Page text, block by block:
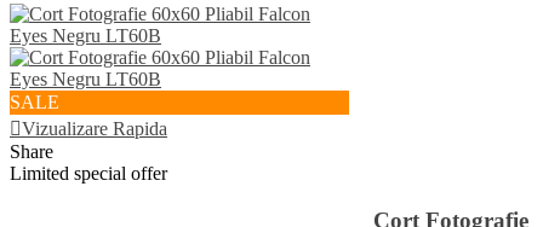
SALE
Vizualizare Rapida
Share
Limited special offer
Cort Fotografie